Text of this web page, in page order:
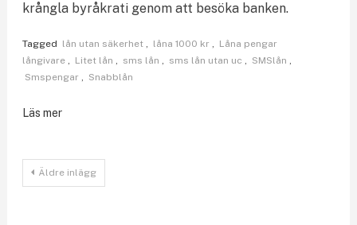
krångla byråkrati genom att besöka banken.
Tagged lån utan säkerhet , låna 1000 kr , Låna pengar
långivare , Litet lån , sms lån , sms lån utan uc , SMSlån ,
Smspengar , Snabblån
Läs mer
Inläggsnavigering
Äldre inlägg